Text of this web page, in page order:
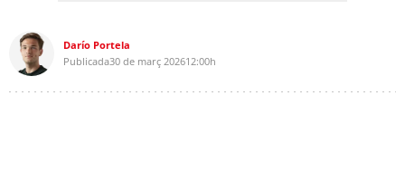
Darío Portela
Publicada30 de març 202612:00h